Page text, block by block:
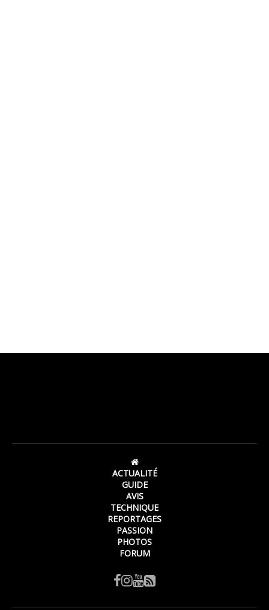
ACTUALITÉ
GUIDE
AVIS
TECHNIQUE
REPORTAGES
PASSION
PHOTOS
FORUM